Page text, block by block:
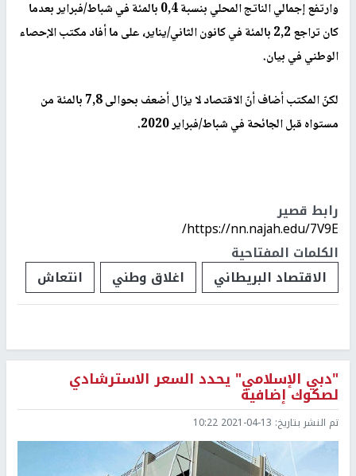
وارتفع إجمالي الناتج المحلي بنسبة 0,4 بالمئة في شباط/فبراير بعدما
كان تراجع 2,2 بالمئة في كانون الثاني/يناير، على ما أفاد مكتب الإحصاء
الوطني في بيان.
لكنّ المكتب أضاف أنّ الاقتصاد لا يزال أضعف بحوالى 7,8 بالمئة من
مستواه قبل الجائحة في شباط/فبراير 2020.
رابط قصير
https://nn.najah.edu/7V9E/
الكلمات المفتاحية
الاقتصاد البريطاني
اغلاق وطني انتعاش
"دبي الإسلامي" يحدد السعر الاسترشادي
لصكوك إضافية
تم النشر بتاريخ: 2021-04-13 10:22